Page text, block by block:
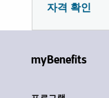
자격 확인
myBenefits